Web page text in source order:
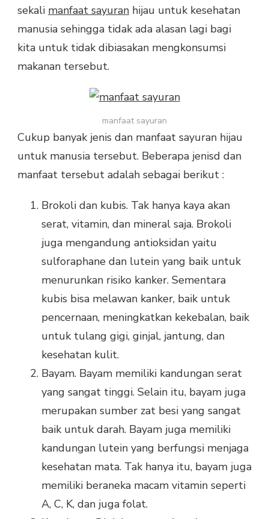
sekali manfaat sayuran hijau untuk kesehatan
manusia sehingga tidak ada alasan lagi bagi
kita untuk tidak dibiasakan mengkonsumsi
makanan tersebut.
manfaat sayuran
Cukup banyak jenis dan manfaat sayuran hijau
untuk manusia tersebut. Beberapa jenisd dan
manfaat tersebut adalah sebagai berikut :
Brokoli dan kubis. Tak hanya kaya akan
serat, vitamin, dan mineral saja. Brokoli
juga mengandung antioksidan yaitu
sulforaphane dan lutein yang baik untuk
menurunkan risiko kanker. Sementara
kubis bisa melawan kanker, baik untuk
pencernaan, meningkatkan kekebalan, baik
untuk tulang gigi, ginjal, jantung, dan
kesehatan kulit.
Bayam. Bayam memiliki kandungan serat
yang sangat tinggi. Selain itu, bayam juga
merupakan sumber zat besi yang sangat
baik untuk darah. Bayam juga memiliki
kandungan lutein yang berfungsi menjaga
kesehatan mata. Tak hanya itu, bayam juga
memiliki beraneka macam vitamin seperti
A, C, K, dan juga folat.